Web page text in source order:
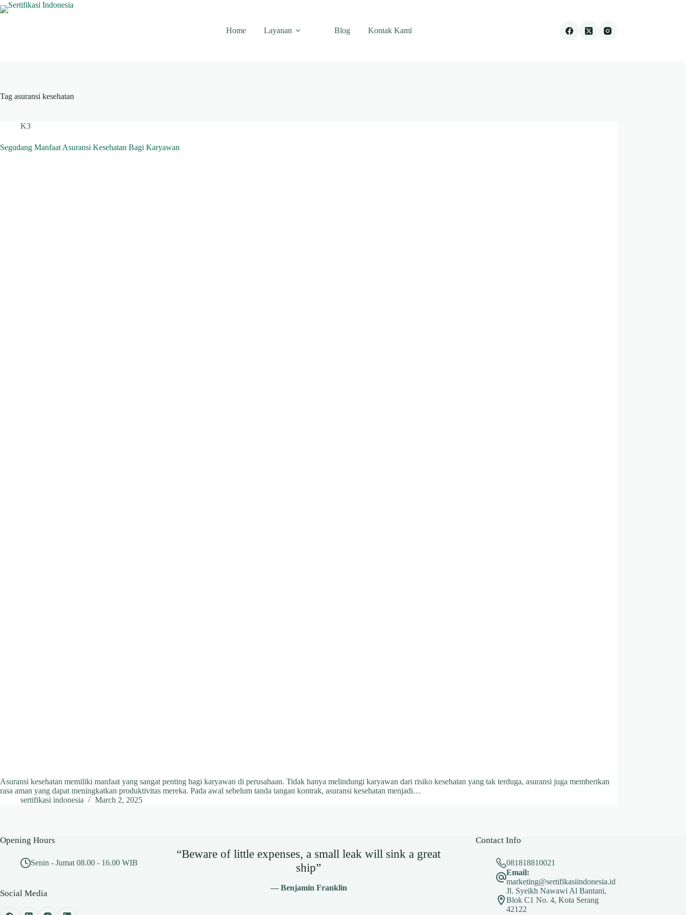
Skip
to
Home
Layanan Blog Kontak Kami
Tag asuransi kesehatan
K3
Segudang Manfaat Asuransi Kesehatan Bagi Karyawan
Asuransi kesehatan memiliki manfaat yang sangat penting bagi karyawan di perusahaan. Tidak hanya melindungi karyawan dari risiko kesehatan yang tak terduga, asuransi juga memberikan
rasa aman yang dapat meningkatkan produktivitas mereka. Pada awal sebelum tanda tangan kontrak, asuransi kesehatan menjadi…
sertifikasi indonesia
March 2, 2025
Opening Hours
Senin - Jumat 08.00 - 16.00 WIB
Social Media
“Beware of little expenses, a small leak will sink a great
ship”
— Benjamin Franklin
Contact Info
081818810021
Email:
marketing@sertifikasiindonesia.id
Jl. Syeikh Nawawi Al Bantani,
Blok C1 No. 4, Kota Serang
42122